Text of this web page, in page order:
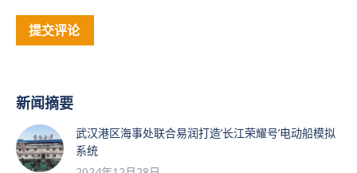
提交评论
新闻摘要
武汉港区海事处联合易润打造’长江荣耀号’电动船模拟
系统